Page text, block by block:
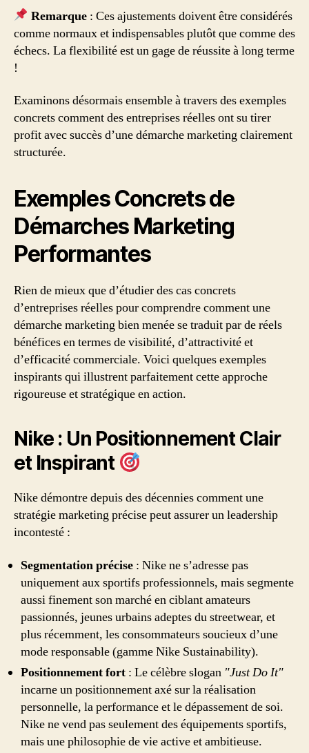
Remarque: Ces ajustements doivent être considérés
comme normaux et indispensables plutôt que comme des
échecs. La flexibilité est un gage de réussite à long terme
!
Examinons désormais ensemble à travers des exemples
concrets comment des entreprises réelles ont su tirer
profit avec succès d’une démarche marketing clairement
structurée.
Exemples Concrets de
Démarches Marketing
Performantes
Rien de mieux que d’étudier des cas concrets
d’entreprises réelles pour comprendre comment une
démarche marketing bien menée se traduit par de réels
bénéfices en termes de visibilité, d’attractivité et
d’efficacité commerciale. Voici quelques exemples
inspirants qui illustrent parfaitement cette approche
rigoureuse et stratégique en action.
Nike : Un Positionnement Clair
et Inspirant
Nike démontre depuis des décennies comment une
stratégie marketing précise peut assurer un leadership
incontesté :
Segmentation précise : Nike ne s’adresse pas
uniquement aux sportifs professionnels, mais segmente
aussi finement son marché en ciblant amateurs
passionnés, jeunes urbains adeptes du streetwear, et
plus récemment, les consommateurs soucieux d’une
mode responsable (gamme Nike Sustainability).
Positionnement fort : Le célèbre slogan "Just Do It"
incarne un positionnement axé sur la réalisation
personnelle, la performance et le dépassement de soi.
Nike ne vend pas seulement des équipements sportifs,
mais une philosophie de vie active et ambitieuse.